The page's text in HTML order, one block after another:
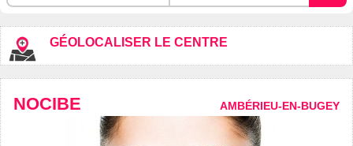
GÉOLOCALISER LE CENTRE
NOCIBE AMBÉRIEU-EN-BUGEY